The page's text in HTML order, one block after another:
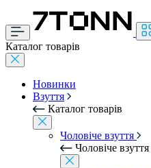
Каталог товарів
Новинки
Взуття
Каталог товарів
Чоловіче взуття
Чоловіче взуття